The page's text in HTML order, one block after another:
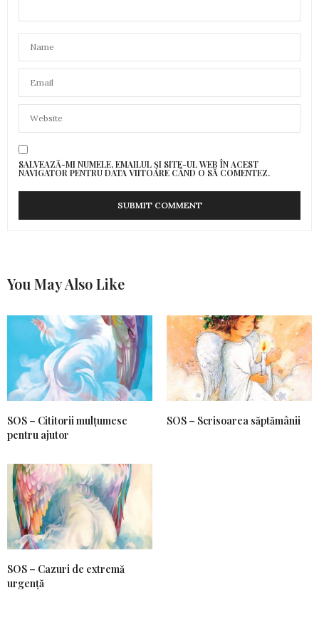
SALVEAZĂ-MI NUMELE, EMAILUL ȘI SITE-UL WEB ÎN ACEST
NAVIGATOR PENTRU DATA VIITOARE CÂND O SĂ COMENTEZ.
You May Also Like
SOS – Cititorii mulțumesc
pentru ajutor
SOS – Scrisoarea săptămânii
SOS – Cazuri de extremă
urgență